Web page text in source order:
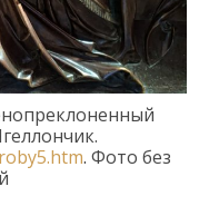
. Фото без